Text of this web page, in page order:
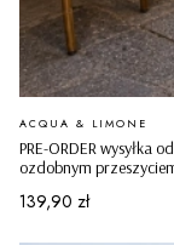
PRE-ORDER wysyłka
ozdobnym
PRODUCENT
ACQUA & LIMONE
Cena
139,90 zł